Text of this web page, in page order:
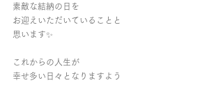
素敵な結納の日を
お迎えいただいていることと
思います✨
これからの人生が
幸せ多い日々となりますよう